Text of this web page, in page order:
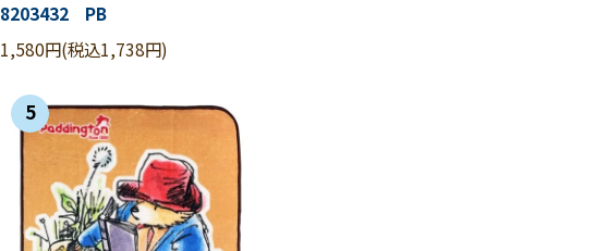
8203432 PB
1,580円(税込1,738円)
5